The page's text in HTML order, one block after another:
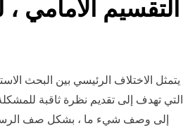
التقسيم الأمامي
يتمثل الاختلاف الرئيسي بين البحث
التي تهدف إلى تقديم نظرة ثاقبة
إلى وصف شيء ما ، بشكل صف الرسم